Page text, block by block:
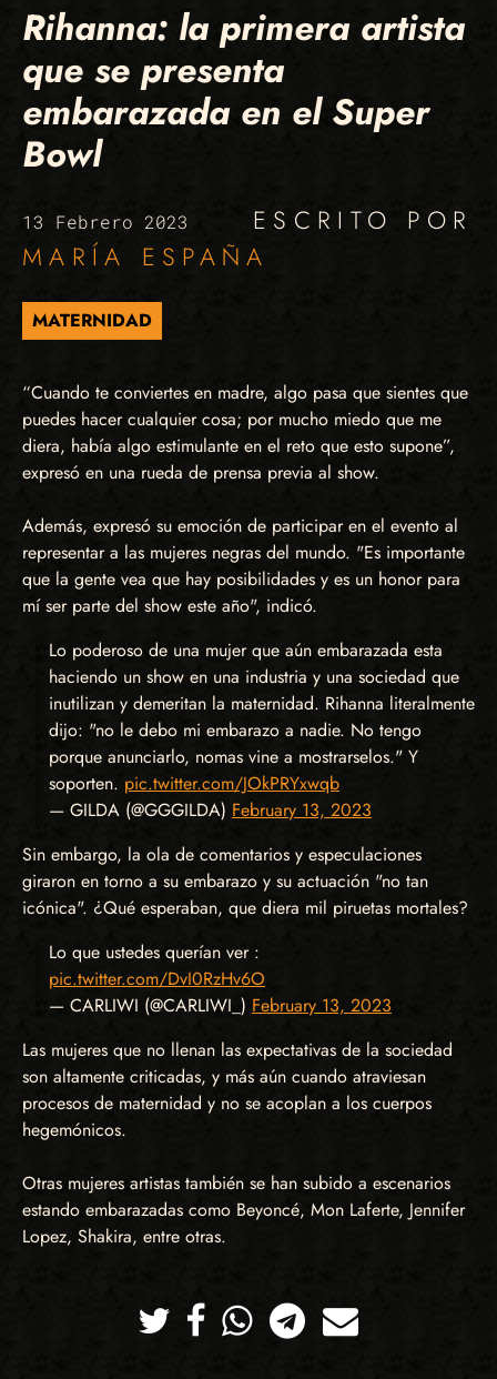
Rihanna: la primera artista
que se presenta
embarazada en el Super
Bowl
13 Febrero 2023
ESCRITO POR
MARÍA ESPAÑA
MATERNIDAD
“Cuando te conviertes en madre, algo pasa que sientes que
puedes hacer cualquier cosa; por mucho miedo que me
diera, había algo estimulante en el reto que esto supone”,
expresó en una rueda de prensa previa al show.
Además, expresó su emoción de participar en el evento al
representar a las mujeres negras del mundo. "Es importante
que la gente vea que hay posibilidades y es un honor para
mí ser parte del show este año", indicó.
Lo poderoso de una mujer que aún embarazada esta
haciendo un show en una industria y una sociedad que
inutilizan y demeritan la maternidad. Rihanna literalmente
dijo: "no le debo mi embarazo a nadie. No tengo
porque anunciarlo, nomas vine a mostrarselos." Y
soporten. pic.twitter.com/JOkPRYxwqb
— GILDA (@GGGILDA) February 13, 2023
Sin embargo, la ola de comentarios y especulaciones
giraron en torno a su embarazo y su actuación "no tan
icónica". ¿Qué esperaban, que diera mil piruetas mortales?
Lo que ustedes querían ver :
pic.twitter.com/DvI0RzHv6O
— CARLIWI (@CARLIWI_) February 13, 2023
Las mujeres que no llenan las expectativas de la sociedad
son altamente criticadas, y más aún cuando atraviesan
procesos de maternidad y no se acoplan a los cuerpos
hegemónicos.
Otras mujeres artistas también se han subido a escenarios
estando embarazadas como Beyoncé, Mon Laferte, Jennifer
Lopez, Shakira, entre otras.
TwitterFacebookWhatsappTelegramCorreo